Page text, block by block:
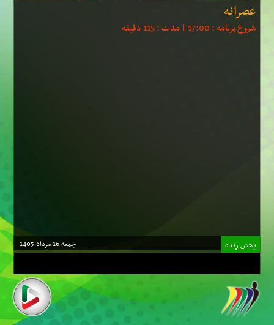
عصرانه
شروع برنامه :17:00 | مدت :115 دقیقه
جمعه 16 مرداد 1405